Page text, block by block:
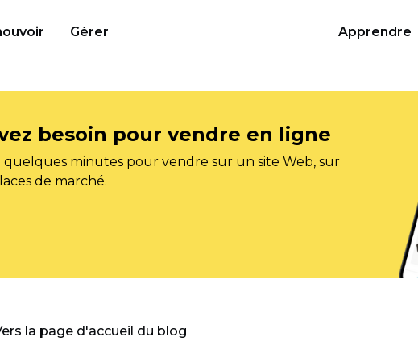
Gérer Apprendre
besoin pour vendre en ligne
minutes pour vendre sur un site Web, sur
de marché.
la page d'accueil du blog